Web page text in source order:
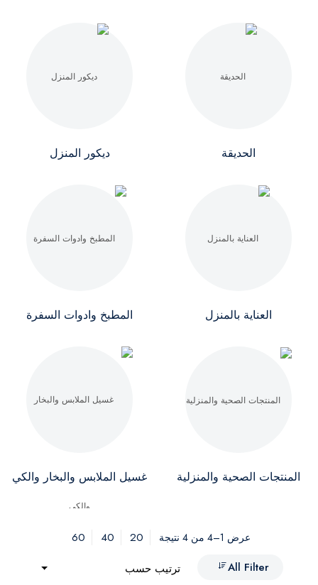
الحديقة ديكور المنزل
العناية بالمنزل المطبخ وادوات السفرة
المنتجات الصحية والمنزلية غسيل الملابس والبخار والكي
عرض 1–4 من 4 نتيجة 20
40
60
All Filter
ترتيب حسب